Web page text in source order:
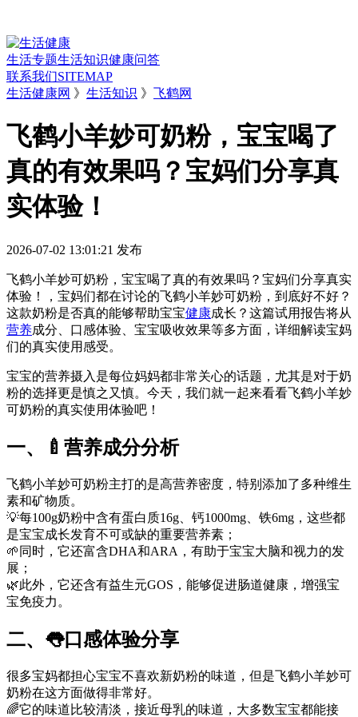
生活专题生活知识健康问答
联系我们SITEMAP
生活健康网 》 生活知识 》 飞鹤网
飞鹤小羊妙可奶粉，宝宝喝了
真的有效果吗？宝妈们分享真
实体验！
2026-07-02 13:01:21 发布
飞鹤小羊妙可奶粉，宝宝喝了真的有效果吗？宝妈们分享真实
体验！，宝妈们都在讨论的飞鹤小羊妙可奶粉，到底好不好？
这款奶粉是否真的能够帮助宝宝健康成长？这篇试用报告将从
营养成分、口感体验、宝宝吸收效果等多方面，详细解读宝妈
们的真实使用感受。
宝宝的营养摄入是每位妈妈都非常关心的话题，尤其是对于奶
粉的选择更是慎之又慎。今天，我们就一起来看看飞鹤小羊妙
可奶粉的真实使用体验吧！
一、🍼营养成分分析
飞鹤小羊妙可奶粉主打的是高营养密度，特别添加了多种维生
素和矿物质。
💡每100g奶粉中含有蛋白质16g、钙1000mg、铁6mg，这些都
是宝宝成长发育不可或缺的重要营养素；
🌱同时，它还富含DHA和ARA，有助于宝宝大脑和视力的发
展；
🌿此外，它还含有益生元GOS，能够促进肠道健康，增强宝
宝免疫力。
二、👅口感体验分享
很多宝妈都担心宝宝不喜欢新奶粉的味道，但是飞鹤小羊妙可
奶粉在这方面做得非常好。
🌈它的味道比较清淡，接近母乳的味道，大多数宝宝都能接